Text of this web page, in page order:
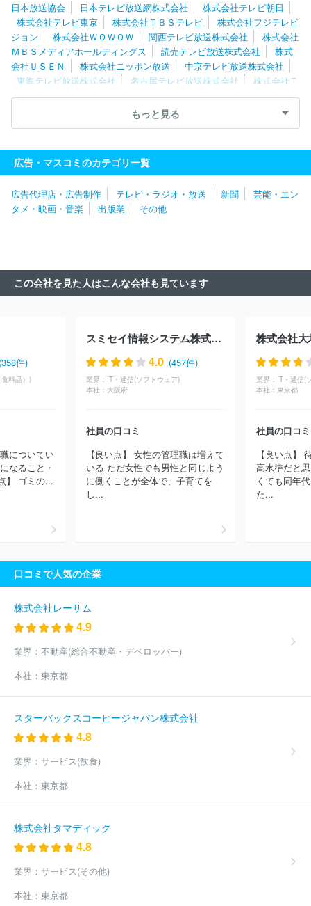
日本放送協会 日本テレビ放送網株式会社
株式会社テレビ朝日
株式会社テレビ東京
株式会社ＴＢＳテレビ
株式会社フジテレビ
ジョン
株式会社ＷＯＷＯＷ 関西テレビ放送株式会社
株式会社
ＭＢＳメディアホールディングス
読売テレビ放送株式会社
株式
会社ＵＳＥＮ
株式会社ニッポン放送
中京テレビ放送株式会社
東海テレビ放送株式会社
名古屋テレビ放送株式会社
株式会社Ｔ
ＢＳスパークル
スカパーＪＳＡＴ株式会社
テレビ大阪株式会社
株式会社テレビ西日本
株式会社文化放
送
ＢＳ企画
テレビ愛知株式会社
イッツ・コミュニケーションズ株
式会社
札幌テレビ放送株式会社
式会社東日本放送
株式会社静岡朝日テレビ
株式会社ＢＳ日テレ
株式会社宮城テレビ放送
株式会社ＢＳ－ＴＢＳ
静岡放送株式会社
株式会社テレビ新広島 北海道放送株式会社
もっと見る
広告・マスコミのカテゴリ一覧
広告代理店・広告制作 テレビ・ラジオ・放送 新聞
芸能・エン
タメ・映画・音楽
出版業 その他
この会社を見た人はこんな会社も見ています
件)
料品）)
についてい
なること・
】 ゴミの...
スミセイ情報システム株式会社
4.0 (457件)
業界： IT・通信(ソフトウェア)
本社： 大阪府
社員の口コミ
【良い点】 女性の管理職は増えて
いる ただ女性でも男性と同じよう
に働くことが全体で、子育てを
し...
株式会社
業界： IT・通信(
本社： 東京都
社員の口コミ
【良い点】
高水準だと
くても同年
た...
口コミで人気の企業
株式会社レーサム
4.9
業界： 不動産(総合不動産・デベロッパー)
本社： 東京都
スターバックスコーヒージャパン株式会社
4.8
業界： サービス(飲食)
本社： 東京都
株式会社タマディック
4.8
業界： サービス(その他)
本社： 東京都